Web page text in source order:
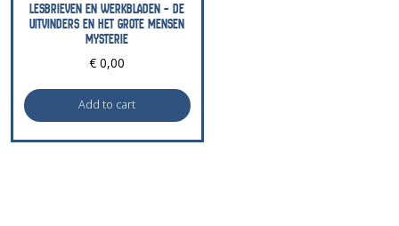
LESBRIEVEN EN WERKBLADEN – DE
UITVINDERS EN HET GROTE MENSEN
MYSTERIE
€ 0,00
Add to cart